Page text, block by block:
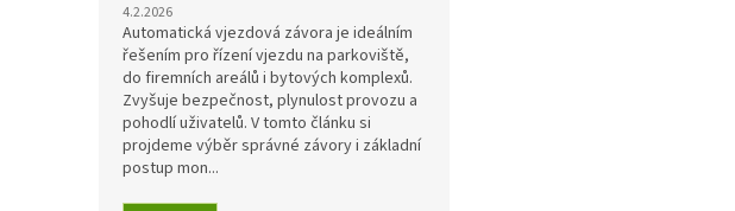
4.2.2026
Automatická vjezdová závora je ideálním
řešením pro řízení vjezdu na parkoviště,
do firemních areálů i bytových komplexů.
Zvyšuje bezpečnost, plynulost provozu a
pohodlí uživatelů. V tomto článku si
projdeme výběr správné závory i základní
postup mon...